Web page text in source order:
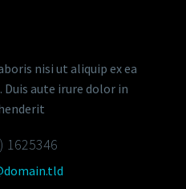
nisi ut aliquip ex ea
aute irure dolor in
1625346